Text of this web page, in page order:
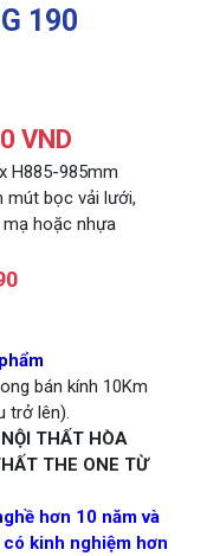
190
VND
H885-985mm
mút bọc vải lưới,
hoặc nhựa
bán kính 10Km
trở lên).
THẤT HÒA
THE ONE TỪ
hơn 10 năm và
kinh nghiệm hơn